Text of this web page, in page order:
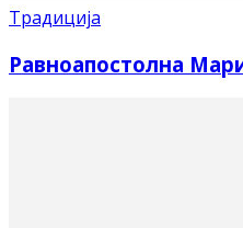
Традиција
Равноапостолна